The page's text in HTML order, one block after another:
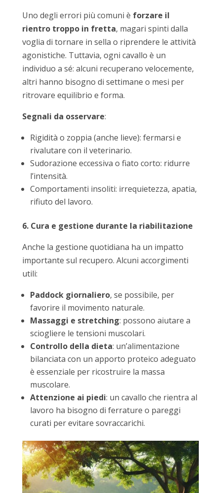
Uno degli errori più comuni è forzare il
rientro troppo in fretta, magari spinti dalla
voglia di tornare in sella o riprendere le attività
agonistiche. Tuttavia, ogni cavallo è un
individuo a sé: alcuni recuperano velocemente,
altri hanno bisogno di settimane o mesi per
ritrovare equilibrio e forma.
Segnali da osservare:
Rigidità o zoppia (anche lieve): fermarsi e
rivalutare con il veterinario.
Sudorazione eccessiva o fiato corto: ridurre
l’intensità.
Comportamenti insoliti: irrequietezza, apatia,
rifiuto del lavoro.
6. Cura e gestione durante la riabilitazione
Anche la gestione quotidiana ha un impatto
importante sul recupero. Alcuni accorgimenti
utili:
Paddock giornaliero, se possibile, per
favorire il movimento naturale.
Massaggi e stretching: possono aiutare a
sciogliere le tensioni muscolari.
Controllo della dieta: un’alimentazione
bilanciata con un apporto proteico adeguato
è essenziale per ricostruire la massa
muscolare.
Attenzione ai piedi: un cavallo che rientra al
lavoro ha bisogno di ferrature o pareggi
curati per evitare sovraccarichi.